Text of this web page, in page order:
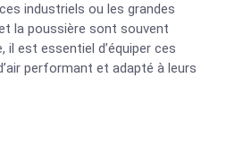
industriels ou les grandes
la poussière sont souvent
est essentiel d’équiper ces
performant et adapté à leurs